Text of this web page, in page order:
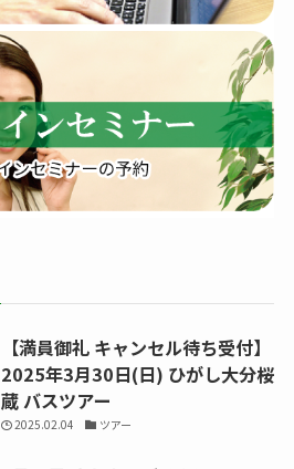
す
る
【満員御礼 キャンセル待ち受付】
2025年3月30日(日) ひがし大分桜
蔵 バスツアー
2025.02.04 ツアー